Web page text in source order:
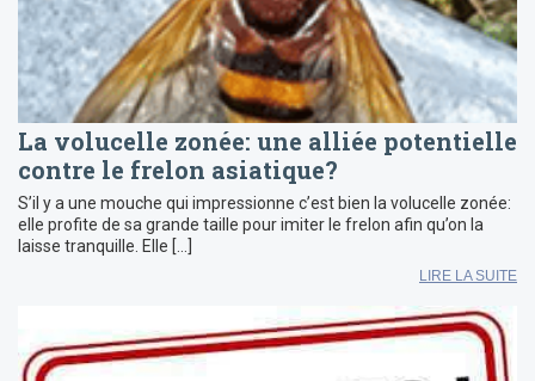
La volucelle zonée: une alliée potentielle
contre le frelon asiatique?
S’il y a une mouche qui impressionne c’est bien la volucelle zonée:
elle profite de sa grande taille pour imiter le frelon afin qu’on la
laisse tranquille. Elle […]
LIRE LA SUITE